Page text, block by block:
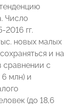
Число
2016 гг.
новых малых
и на
сравнении с
6 млн) и
(до 18,6